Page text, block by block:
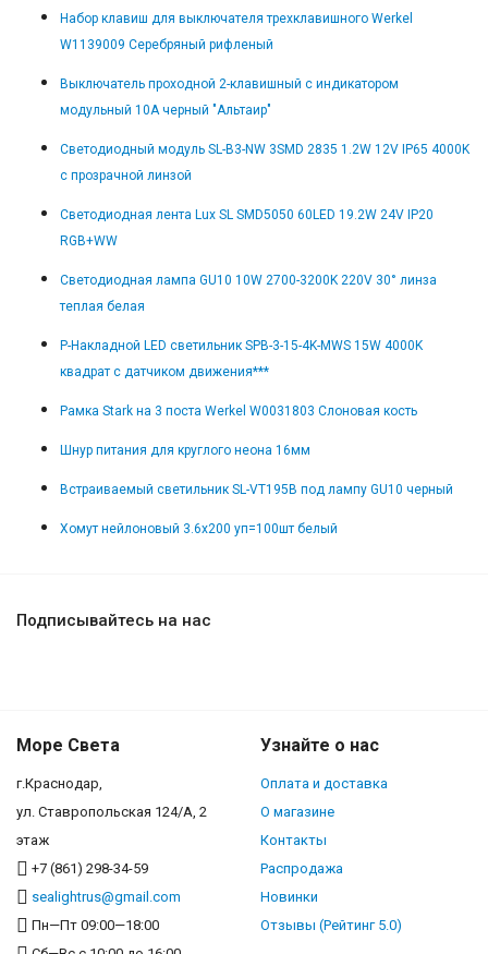
Набор клавиш для выключателя трехклавишного Werkel
W1139009 Серебряный рифленый
Выключатель проходной 2-клавишный с индикатором
модульный 10А черный "Альтаир"
Светодиодный модуль SL-B3-NW 3SMD 2835 1.2W 12V IP65 4000K
с прозрачной линзой
Светодиодная лента Lux SL SMD5050 60LED 19.2W 24V IP20
RGB+WW
Светодиодная лампа GU10 10W 2700-3200K 220V 30° линза
теплая белая
Р-Накладной LED светильник SPB-3-15-4K-MWS 15W 4000K
квадрат с датчиком движения***
Рамка Stark на 3 поста Werkel W0031803 Слоновая кость
Шнур питания для круглого неона 16мм
Встраиваемый светильник SL-VT195B под лампу GU10 черный
Хомут нейлоновый 3.6x200 уп=100шт белый
Подписывайтесь на нас
Море Света
г.Краснодар,
ул. Ставропольская 124/А, 2
этаж
+7 (861) 298-34-59
sealightrus@gmail.com
Пн—Пт 09:00—18:00
Узнайте о нас
Оплата и доставка
О магазине
Контакты
Распродажа
Новинки
Отзывы (Рейтинг 5.0)